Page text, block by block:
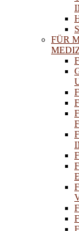
FÜR